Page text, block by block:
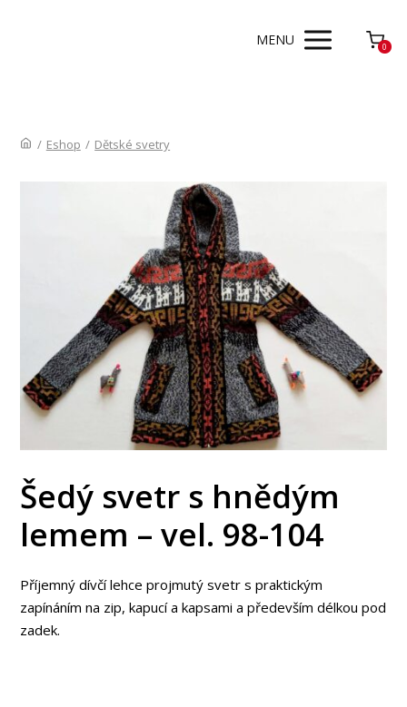
MENU 0
/ Eshop / Dětské svetry
Šedý svetr s hnědým
lemem – vel. 98-104
Příjemný dívčí lehce projmutý svetr s praktickým
zapínáním na zip, kapucí a kapsami a především délkou pod
zadek.